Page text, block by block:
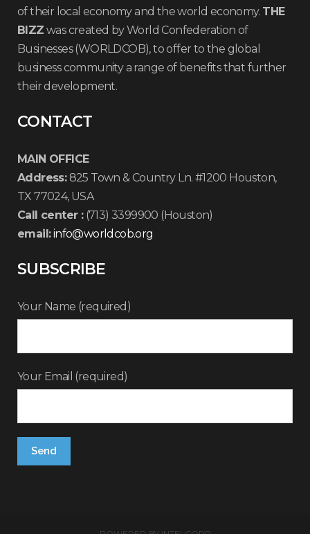
of their local economy and the world economy. THE
BIZZ was created by World Confederation of
Businesses (WORLDCOB), to offer to the global
business community a range of benefits that further
their development.
CONTACT
MAIN OFFICE
Address:825 Town & Country Ln. #1200 Houston,
TX 77024, USA
Call center :(713) 3399900 (Houston)
email:info@worldcob.org
SUBSCRIBE
Your Name (required)
Your Email (required)